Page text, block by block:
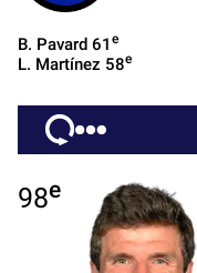
B. Pavard 61 e
L. Martínez 58e
98e